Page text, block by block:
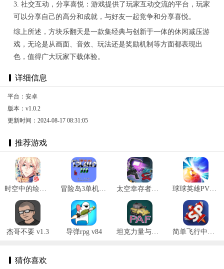
3. 社交互动，分享喜悦：游戏提供了玩家互动交流的平台，玩家
可以分享自己的高分和成就，与好友一起竞争和分享喜悦。
综上所述，方块乐翻天是一款集经典与创新于一体的休闲减压游
戏，无论是从画面、音效、玩法还是奖励机制等方面都表现出
色，值得广大玩家下载体验。
详细信息
平台：安卓
版本：v1.0.2
更新时间：2024-08-17 08:31:05
推荐游戏
时空中的绘旅人新春版 v1.0.32 冒险岛3单机版 v2.2.5 太空幸存者怪物时代 v0.4.8安卓版 球球英雄PVP塔防 v1.6.10安卓版
杰哥不要 v1.3 导弹rpg v84 坦克力量与愤怒 v0.2 简单飞行中文版最新版 v1.12.128
猜你喜欢